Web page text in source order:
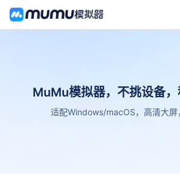
MuMu模拟器，不挑设备，
适配Windows/macOS，高清大屏